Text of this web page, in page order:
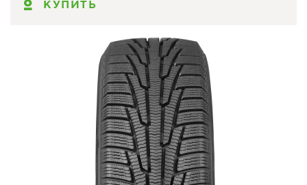
КУПИТЬ